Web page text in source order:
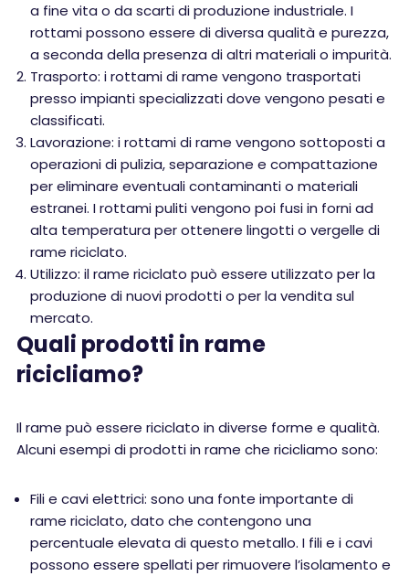
a fine vita o da scarti di produzione industriale. I
rottami possono essere di diversa qualità e purezza,
a seconda della presenza di altri materiali o impurità.
Trasporto: i rottami di rame vengono trasportati
presso impianti specializzati dove vengono pesati e
classificati.
Lavorazione: i rottami di rame vengono sottoposti a
operazioni di pulizia, separazione e compattazione
per eliminare eventuali contaminanti o materiali
estranei. I rottami puliti vengono poi fusi in forni ad
alta temperatura per ottenere lingotti o vergelle di
rame riciclato.
Utilizzo: il rame riciclato può essere utilizzato per la
produzione di nuovi prodotti o per la vendita sul
mercato.
Quali prodotti in rame
ricicliamo?
Il rame può essere riciclato in diverse forme e qualità.
Alcuni esempi di prodotti in rame che ricicliamo sono:
Fili e cavi elettrici: sono una fonte importante di
rame riciclato, dato che contengono una
percentuale elevata di questo metallo. I fili e i cavi
possono essere spellati per rimuovere l’isolamento e